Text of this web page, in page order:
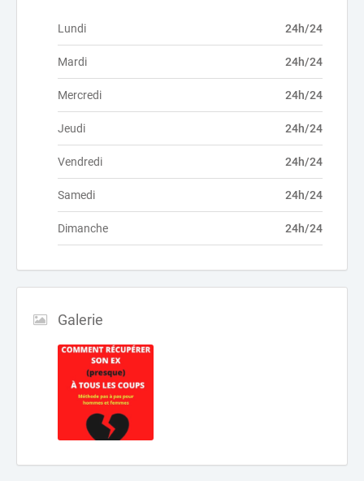
Lundi 24h/24
Mardi 24h/24
Mercredi 24h/24
Jeudi 24h/24
Vendredi 24h/24
Samedi 24h/24
Dimanche 24h/24
Galerie